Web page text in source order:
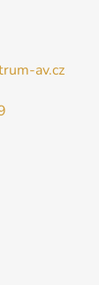
av.cz